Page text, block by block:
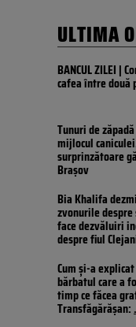
ULTIMA
BANCUL ZILEI |
cafea între două
Tunuri de
mijlocul
surprinzătoare
Brașov
Bia Khalifa
zvonurile despre
face dezvăluiri
despre fiul
Cum și-a
bărbatul care a
timp ce făcea
Transfăgărășan: